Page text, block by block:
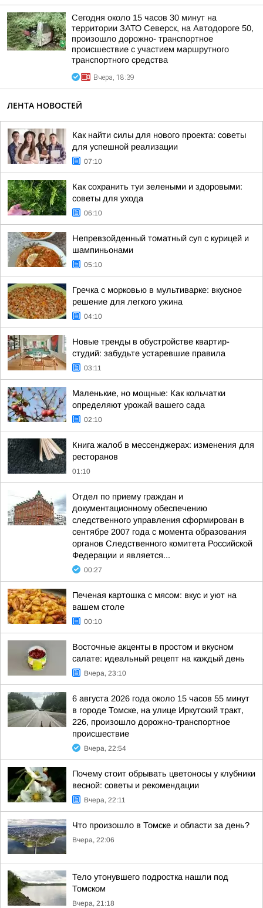
Сегодня около 15 часов 30 минут на
территории ЗАТО Северск, на Автодороге 50,
произошло дорожно- транспортное
происшествие с участием маршрутного
транспортного средства
Вчера, 18:39
ЛЕНТА НОВОСТЕЙ
Как найти силы для нового проекта: советы
для успешной реализации
07:10
Как сохранить туи зелеными и здоровыми:
советы для ухода
06:10
Непревзойденный томатный суп с курицей и
шампиньонами
05:10
Гречка с морковью в мультиварке: вкусное
решение для легкого ужина
04:10
Новые тренды в обустройстве квартир-
студий: забудьте устаревшие правила
03:11
Маленькие, но мощные: Как кольчатки
определяют урожай вашего сада
02:10
Книга жалоб в мессенджерах: изменения для
ресторанов
01:10
Отдел по приему граждан и
документационному обеспечению
следственного управления сформирован в
сентябре 2007 года с момента образования
органов Следственного комитета Российской
Федерации и является...
00:27
Печеная картошка с мясом: вкус и уют на
вашем столе
00:10
Восточные акценты в простом и вкусном
салате: идеальный рецепт на каждый день
Вчера, 23:10
6 августа 2026 года около 15 часов 55 минут
в городе Томске, на улице Иркутский тракт,
226, произошло дорожно-транспортное
происшествие
Вчера, 22:54
Почему стоит обрывать цветоносы у клубники
весной: советы и рекомендации
Вчера, 22:11
Что произошло в Томске и области за день?
Вчера, 22:06
Тело утонувшего подростка нашли под
Томском
Вчера, 21:18